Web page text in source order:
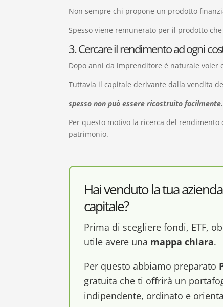
Non sempre chi propone un prodotto
Spesso viene remunerato per il prodotto che
3. Cercare il rendimento ad ogni
Dopo anni da imprenditore è naturale
Tuttavia il capitale derivante dalla vendita
spesso non può essere ricostruito facilmente.
Per questo motivo la ricerca del
patrimonio.
Hai venduto la tua
capitale?
Prima di scegliere fondi, ETF,
utile avere una mappa chiara.
Per questo abbiamo preparato
gratuita che ti offrirà un
indipendente, ordinato e